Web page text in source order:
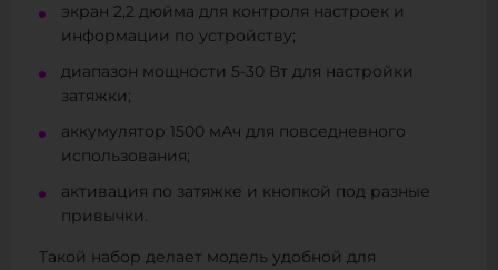
экран 2,2 дюйма для контроля настроек и
информации по устройству;
диапазон мощности 5-30 Вт для настройки
затяжки;
аккумулятор 1500 мАч для повседневного
использования;
активация по затяжке и кнопкой под разные
привычки.
Такой набор делает модель удобной для